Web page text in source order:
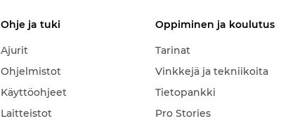
Ohje ja tuki
Ajurit
Ohjelmistot
Käyttöohjeet
Laitteistot
Oppiminen ja koulutus
Tarinat
Vinkkejä ja tekniikoita
Tietopankki
Pro Stories